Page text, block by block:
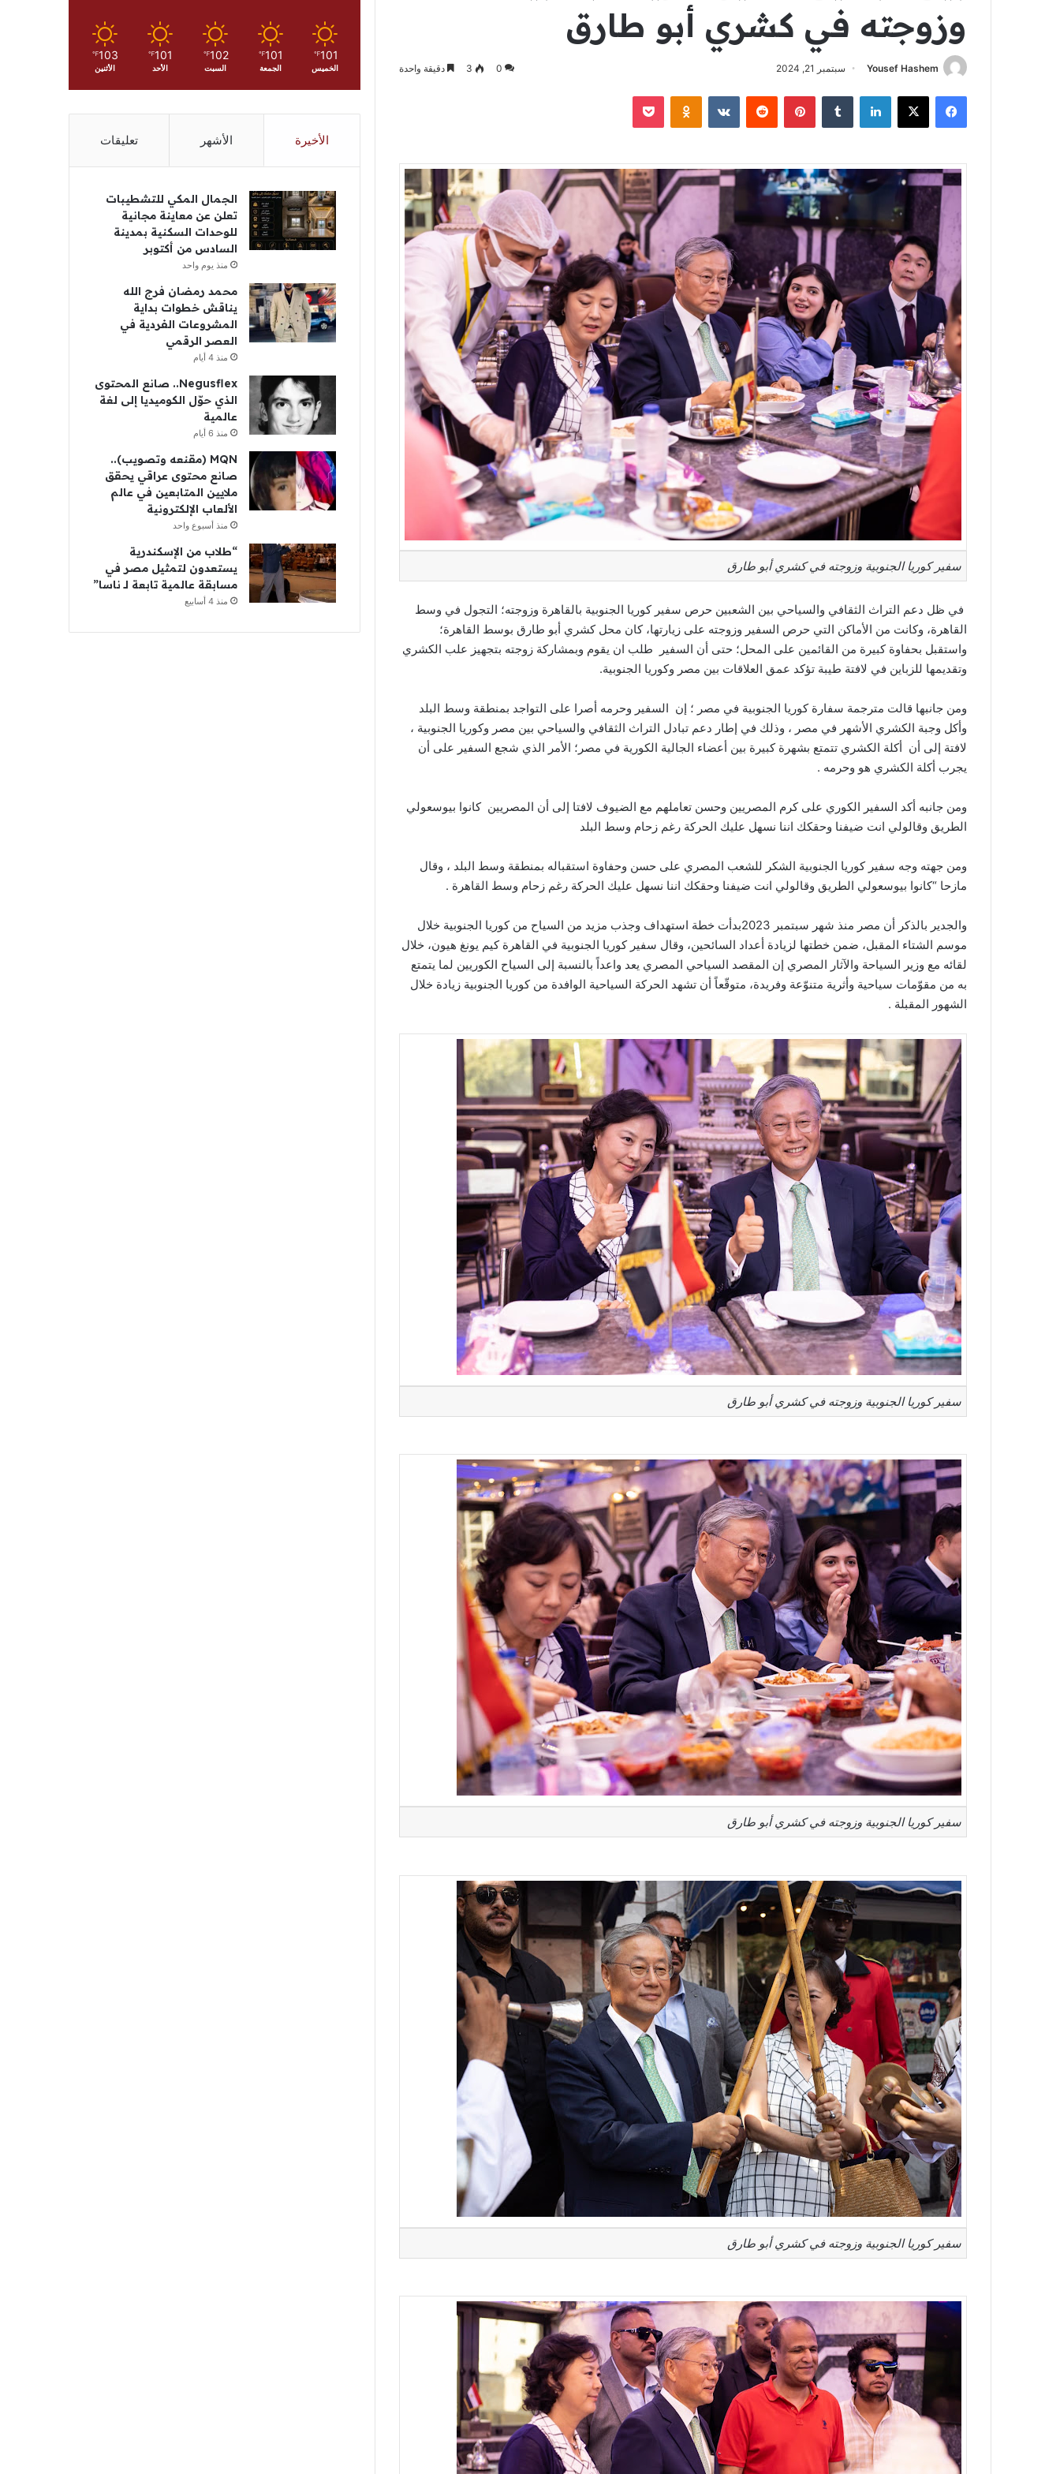
وزوجته في كشري أبو طارق
Yousef Hashem سبتمبر 21, 2024 0
3 دقيقة واحدة
فيسبوك لينكدإن بينتيريست
سفير كوريا الجنوبية وزوجته في كشري أبو طارق
في ظل دعم التراث الثقافي والسياحي بين الشعبين حرص سفير كوريا الجنوبية بالقاهرة وزوجته؛ التجول في وسط
القاهرة، وكانت من الأماكن التي حرص السفير وزوجته على زيارتها، كان محل كشري أبو طارق بوسط القاهرة؛
واستقبل بحفاوة كبيرة من القائمين على المحل؛ حتى أن السفير طلب ان يقوم وبمشاركة زوجته بتجهيز علب الكشري
وتقديمها للزباين في لافتة طيبة تؤكد عمق العلاقات بين مصر وكوريا الجنوبية.
ومن جانبها قالت مترجمة سفارة كوريا الجنوبية في مصر ؛ إن السفير وحرمه أصرا على التواجد بمنطقة وسط البلد
وأكل وجبة الكشري الأشهر في مصر ، وذلك في إطار دعم تبادل التراث الثقافي والسياحي بين مصر وكوريا الجنوبية ،
لافتة إلى أن أكلة الكشري تتمتع بشهرة كبيرة بين أعضاء الجالية الكورية في مصر؛ الأمر الذي شجع السفير على أن
يجرب أكلة الكشري هو وحرمه .
ومن جانبه أكد السفير الكوري على كرم المصريين وحسن تعاملهم مع الضيوف لافتا إلى أن المصريين كانوا بيوسعولي
الطريق وقالولي انت ضيفنا وحقكك اننا نسهل عليك الحركة رغم زحام وسط البلد
ومن جهته وجه سفير كوريا الجنوبية الشكر للشعب المصري على حسن وحفاوة استقباله بمنطقة وسط البلد ، وقال
مازحا “كانوا بيوسعولي الطريق وقالولي انت ضيفنا وحقكك اننا نسهل عليك الحركة رغم زحام وسط القاهرة .
والجدير بالذكر أن مصر منذ شهر سبتمبر 2023بدأت خطة استهداف وجذب مزيد من السياح من كوريا الجنوبية خلال
موسم الشتاء المقبل، ضمن خطتها لزيادة أعداد السائحين، وقال سفير كوريا الجنوبية في القاهرة كيم يونغ هيون، خلال
لقائه مع وزير السياحة والآثار المصري إن المقصد السياحي المصري يعد واعداً بالنسبة إلى السياح الكوريين لما يتمتع
به من مقوّمات سياحية وأثرية متنوّعة وفريدة، متوقّعاً أن تشهد الحركة السياحية الوافدة من كوريا الجنوبية زيادة خلال
الشهور المقبلة .
سفير كوريا الجنوبية وزوجته في كشري أبو طارق
سفير كوريا الجنوبية وزوجته في كشري أبو طارق
سفير كوريا الجنوبية وزوجته في كشري أبو طارق
101
℉
الخميس
101
℉
الجمعة
102
℉
السبت
101
℉
الأحد
103
℉
الأثنين
الأخيرة الأشهر تعليقات
الجمال المكي للتشطيبات
تعلن عن معاينة مجانية
للوحدات السكنية بمدينة
السادس من أكتوبر
منذ يوم واحد
محمد رمضان فرج الله
يناقش خطوات بداية
المشروعات الفردية في
العصر الرقمي
منذ 4 أيام
Negusflex.. صانع المحتوى
الذي حوّل الكوميديا إلى لغة
عالمية
منذ 6 أيام
MQN (مقنعه وتصويب)..
صانع محتوى عراقي يحقق
ملايين المتابعين في عالم
الألعاب الإلكترونية
منذ أسبوع واحد
“طلاب من الإسكندرية
يستعدون لتمثيل مصر في
مسابقة عالمية تابعة لـ ناسا”
منذ 4 أسابيع